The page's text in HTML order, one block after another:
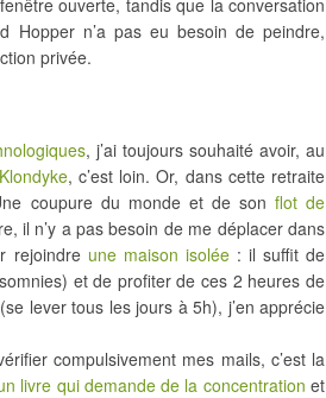
ouverte, tandis que la conversation
Hopper n’a pas eu besoin de peindre,
privée.
, j’ai toujours souhaité avoir, au
, c’est loin. Or, dans cette retraite
coupure du monde et de son flot de
il n’y a pas besoin de me déplacer dans
rejoindre une maison isolée: il suffit de
et de profiter de ces 2 heures de
lever tous les jours à 5h), j’en apprécie
compulsivement mes mails, c’est la
livre qui demande de la concentration et